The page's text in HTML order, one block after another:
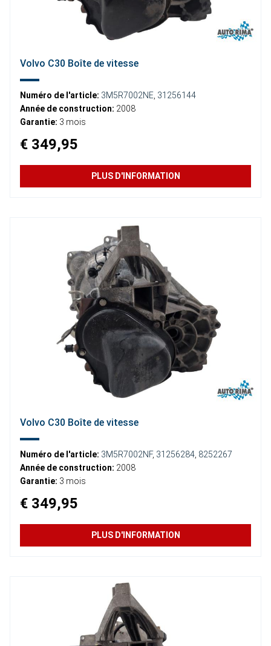
Volvo C30 Boîte de vitesse
Numéro de l'article: 3M5R7002NE 31256144
Année de construction: 2008
Garantie: 3 mois
€ 349,95
PLUS D'INFORMATION
Volvo C30 Boîte de vitesse
Numéro de l'article: 3M5R7002NF, 31256284 8252267
Année de construction: 2008
Garantie: 3 mois
€ 349,95
PLUS D'INFORMATION